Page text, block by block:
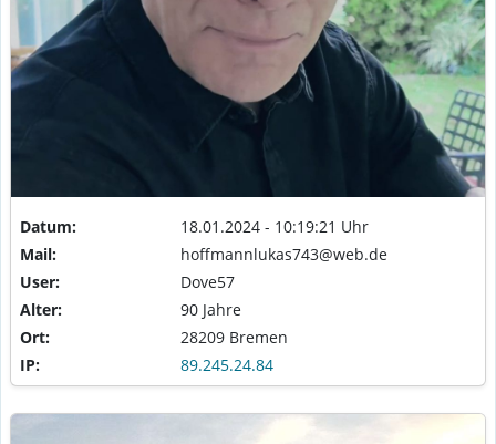
Datum:
18.01.2024 - 10:19:21 Uhr
Mail:
hoffmannlukas743@web.de
User:
Dove57
Alter:
90 Jahre
Ort:
28209 Bremen
IP:
89.245.24.84